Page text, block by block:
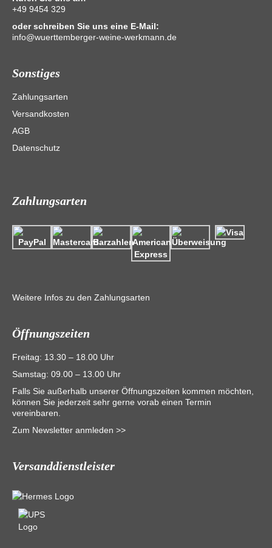
+49 9454 329
oder schreiben Sie uns eine E-Mail:
info@wuerttemberger-weine-werkmann.de
Sonstiges
Zahlungsarten
Versandkosten
AGB
Datenschutz
Zahlungsarten
Weitere Infos zu den Zahlungsarten
Öffnungszeiten
Freitag: 13.30 – 18.00 Uhr
Samstag: 09.00 – 13.00 Uhr
Falls Sie außerhalb unserer Öffnungszeiten kommen möchten,
können Sie jederzeit sehr gerne vorab einen Termin
vereinbaren.
Zum Newsletter anmleden >>
Versanddienstleister